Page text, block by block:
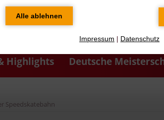
Highlights Deutsche
Speedskatebahn
Impressum | Datenschutz